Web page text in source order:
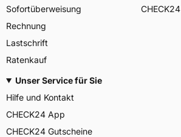
Sofortüberweisung
Rechnung
Lastschrift
Ratenkauf
CHECK24
Unser Service für Sie
Hilfe und Kontakt
CHECK24 App
CHECK24 Gutscheine